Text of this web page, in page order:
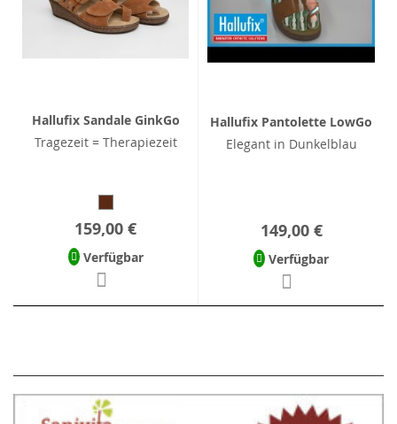
Hallufix Sandale GinkGo
Tragezeit = Therapiezeit
159,00 €
Verfügbar
Hallufix Pantolette LowGo
Elegant in Dunkelblau
149,00 €
Verfügbar